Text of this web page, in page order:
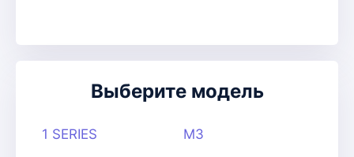
Выберите модель
1 SERIES M3